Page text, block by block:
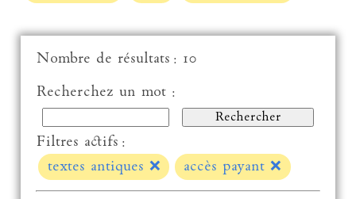
Nombre de résultats : 10
Recherchez un mot :
Filtres actifs :
textes antiques ❌ accès payant❌